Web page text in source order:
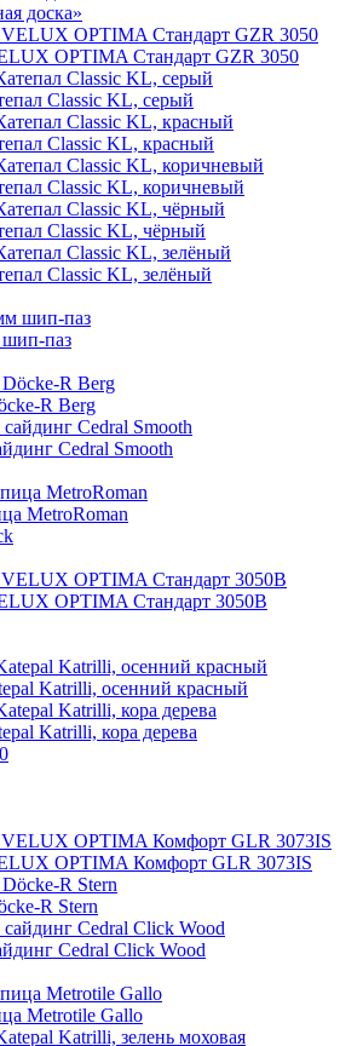
доска»
OPTIMA Стандарт GZR 3050
Classic KL, серый
Classic KL, красный
Classic KL, коричневый
Classic KL, чёрный
Classic KL, зелёный
паз
R Berg
Cedral Smooth
MetroRoman
OPTIMA Стандарт 3050B
Katrilli, осенний красный
Katrilli, кора дерева
OPTIMA Комфорт GLR 3073IS
R Stern
Cedral Click Wood
Metrotile Gallo